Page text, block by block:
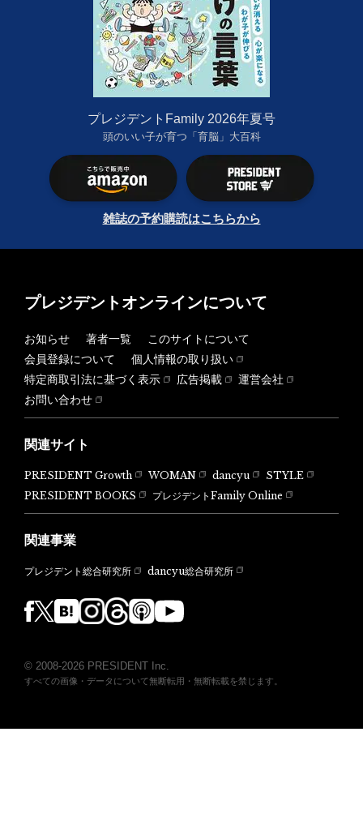
プレジデントFamily 2026年夏号
頭のいい子が育つ「育脳」大百科
雑誌の予約購読はこちらから
プレジデントオンラインについて
お知らせ 著者一覧
このサイトについて
会員登録について
個人情報の取り扱い
特定商取引法に基づく表示
広告掲載
運営会社
お問い合わせ
関連サイト
PRESIDENT Growth WOMAN dancyu
STYLE
PRESIDENT BOOKS
プレジデントFamily Online
関連事業
プレジデント総合研究所 dancyu総合研究所
© 2008-2026 PRESIDENT Inc.
すべての画像・データについて無断転用・無断転載を禁じます。